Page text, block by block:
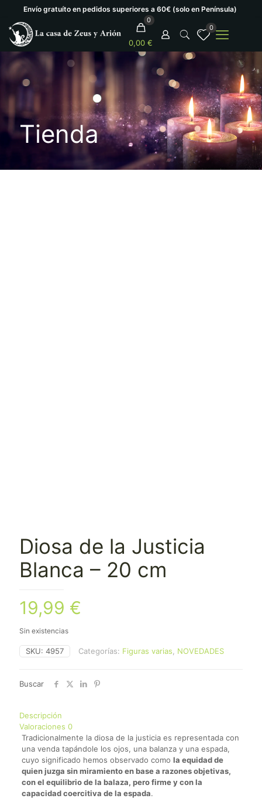
Envío gratuíto en pedidos superiores a 60€ (solo en Península)
0
0,00 €
0
Tienda
Diosa de la Justicia
Blanca – 20 cm
19,99 €
Sin existencias
SKU: 4957 Categorías: Figuras varias NOVEDADES
Buscar
Descripción
Valoraciones 0
Tradicionalmente la diosa de la justicia es representada con
una venda tapándole los ojos, una balanza y una espada,
cuyo significado hemos observado como la equidad de
quien juzga sin miramiento en base a razones objetivas,
con el equilibrio de la balaza, pero firme y con la
capacidad coercitiva de la espada.